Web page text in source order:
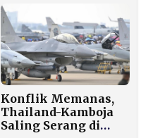
Konflik Memanas,
Thailand-Kamboja
Saling Serang di